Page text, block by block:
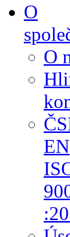
O
O
EN